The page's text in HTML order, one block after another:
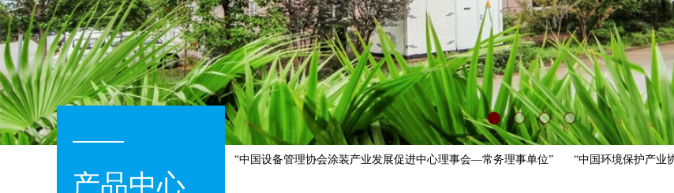
“中国设备管理协会涂装产业发展促进中心理事会—常务理事单位” “中国环境保护产业协
产品中心